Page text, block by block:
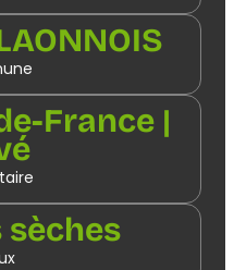
France |
sèches